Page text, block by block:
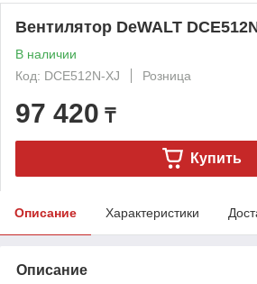
Вентилятор DeWALT
В наличии
Код: DCE512N-XJ
Розница
97 420 ₸
Купить
Описание Характеристики
Описание